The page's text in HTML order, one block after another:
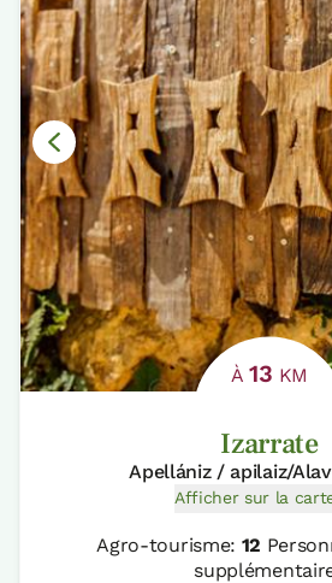
À13 KM
Izarrate
Apellániz / apilaiz/
Afficher sur la
Agro-tourisme: 12